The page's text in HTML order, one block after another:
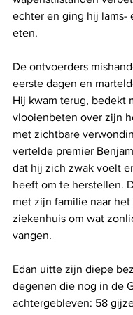
echter en ging hij lams-
eten.
De ontvoerders
eerste dagen en
Hij kwam terug, bedekt
vlooienbeten over zijn
met zichtbare
vertelde premier
dat hij zich zwak voelt
heeft om te herstellen.
met zijn familie naar het
ziekenhuis om wat
vangen.
Edan uitte zijn diepe
degenen die nog in de
achtergebleven: 58